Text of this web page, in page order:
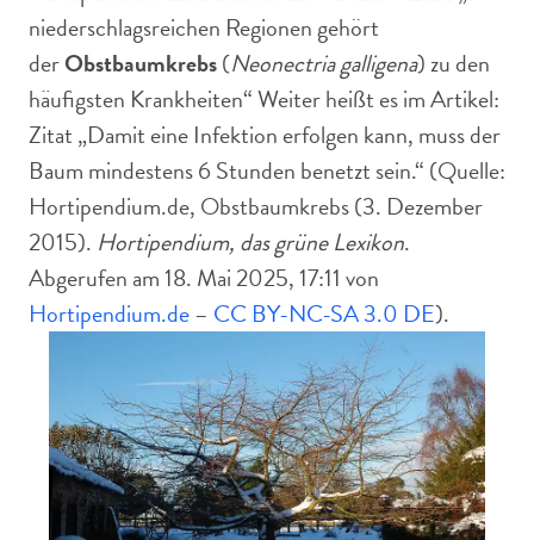
niederschlagsreichen Regionen gehört
derObstbaumkrebs(Neonectria galligena) zu den
häufigsten Krankheiten“ Weiter heißt es im Artikel:
Zitat „Damit eine Infektion erfolgen kann, muss der
Baum mindestens 6 Stunden benetzt sein.“ (Quelle:
Hortipendium.de, Obstbaumkrebs (3. Dezember
2015). Hortipendium, das grüne Lexikon.
Abgerufen am 18. Mai 2025, 17:11 von
Hortipendium.de– CC BY-NC-SA 3.0 DE).